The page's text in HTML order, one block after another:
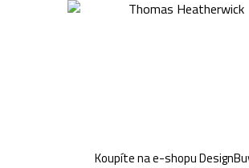
Koupíte na e-shopu